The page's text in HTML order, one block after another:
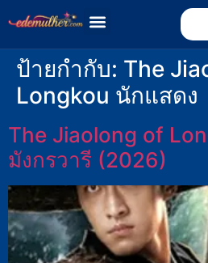
ป้ายกำกับ: The
Longkou นักแสดง
The Jiaolong of
มังกรวารี (2026)